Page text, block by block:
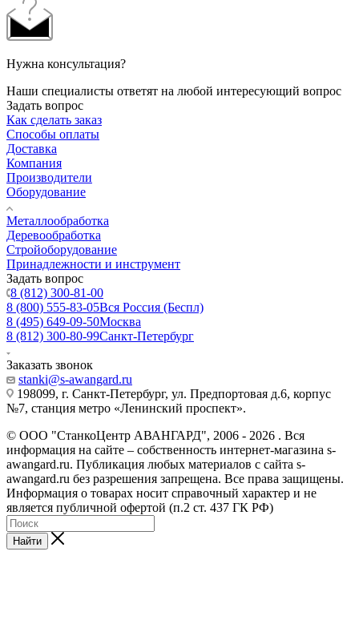
Нужна консультация?
Наши специалисты ответят на любой интересующий вопрос
Задать вопрос
Как сделать заказ
Способы оплаты
Доставка
Компания
Производители
Оборудование
Металлообработка
Деревообработка
Стройоборудование
Принадлежности и инструмент
Задать вопрос
8 (812) 300-81-00
8 (800) 555-83-05Вся Россия (Беспл)
8 (495) 649-09-50Москва
8 (812) 300-80-99Санкт-Петербург
Заказать звонок
stanki@s-awangard.ru
198099, г. Санкт-Петербург, ул. Предпортовая д.6, корпус
№7, станция метро «Ленинский проспект».
© ООО "СтанкоЦентр АВАНГАРД", 2006 - 2026 . Вся
информация на сайте – собственность интернет-магазина s-
awangard.ru. Публикация любых материалов с сайта s-
awangard.ru без разрешения запрещена. Все права защищены.
Информация о товарах носит справочный характер и не
является публичной офертой (п.2 ст. 437 ГК РФ)
Найти